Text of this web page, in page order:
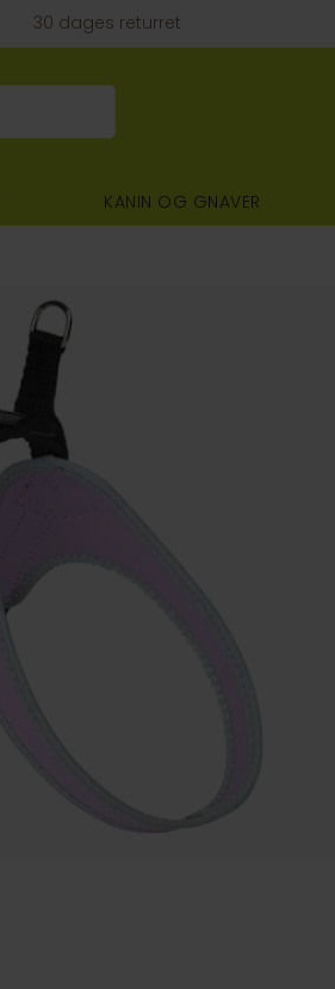
30 dages returret
KANIN OG GNAVER